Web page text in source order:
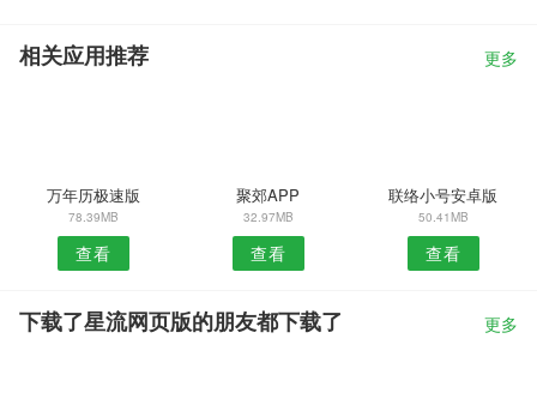
相关应用推荐 更多
万年历极速版
78.39MB
查看
聚郊APP
32.97MB
查看
联络小号安卓版
50.41MB
查看
下载了星流网页版的朋友都下载了 更多